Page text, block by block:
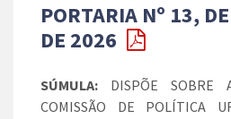
PORTARIA Nº 13,
DE 2026
SÚMULA: DISPÕE SOBRE
COMISSÃO DE POLÍTICA